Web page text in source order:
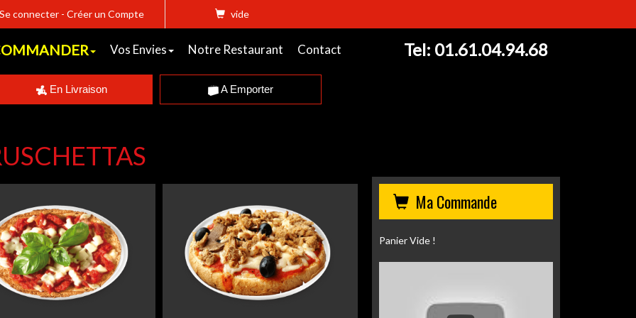
connecter- Créer un Compte vide
Tel: 01.61.04.94.68
Vos Envies Notre Restaurant Contact
En Livraison A Emporter
Ma Commande
Panier Vide !